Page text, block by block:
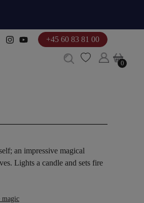
+45 60 83 81 00
0
0
an impressive magical
Lights a candle and sets fire
magic